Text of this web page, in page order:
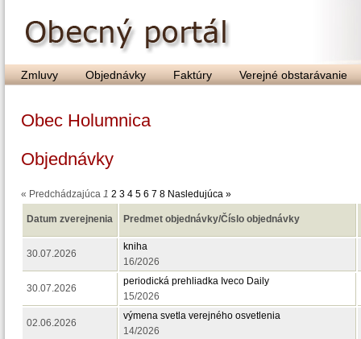
Zmluvy Objednávky Faktúry Verejné obstarávanie
Obec Holumnica
Objednávky
« Predchádzajúca 1 2 3 4 5 6 7 8 Nasledujúca »
Datum zverejnenia Predmet objednávky/Číslo objednávky
30.07.2026
kniha
16/2026
30.07.2026
periodická prehliadka Iveco Daily
15/2026
02.06.2026
výmena svetla verejného osvetlenia
14/2026